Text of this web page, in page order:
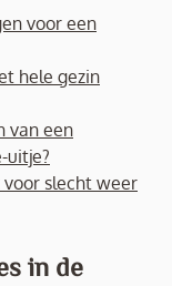
voor een
hele gezin
van een
uitje?
slecht weer
in de